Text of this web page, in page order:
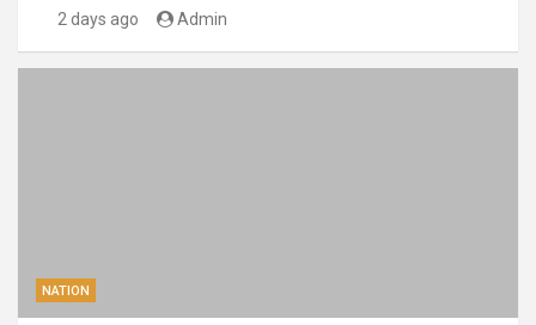
2 days ago Admin
NATION